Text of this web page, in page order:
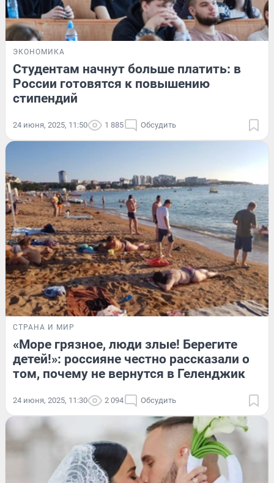
ЭКОНОМИКА
Студентам начнут больше платить: в
России готовятся к повышению
стипендий
24 июня, 2025, 11:50 1 885 Обсудить
СТРАНА И МИР
«Море грязное, люди злые! Берегите
детей!»: россияне честно рассказали о
том, почему не вернутся в Геленджик
24 июня, 2025, 11:30 2 094 Обсудить